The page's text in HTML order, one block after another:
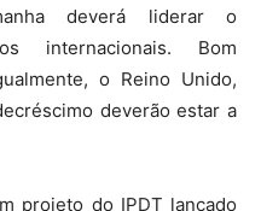
deverá liderar o
internacionais. Bom
o Reino Unido,
deverão estar a
projeto do IPDT lançado